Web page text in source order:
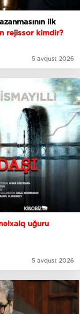
ilk
rejissor kimdir?
5 avqust 2026
uğuru
5 avqust 2026